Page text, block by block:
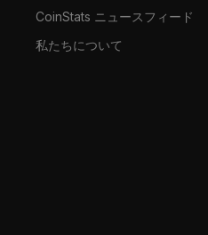
CoinStats ニュースフィード
私たちについて